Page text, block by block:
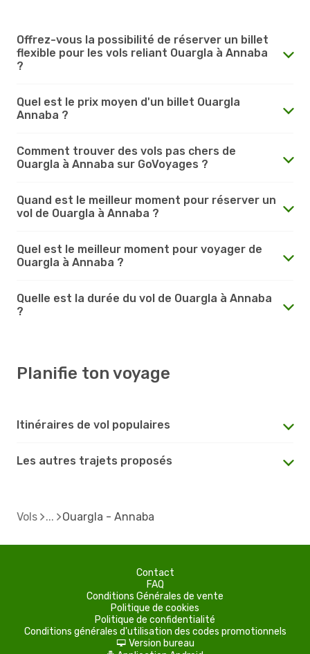
Offrez-vous la possibilité de réserver un billet
flexible pour les vols reliant Ouargla à Annaba
?
Quel est le prix moyen d'un billet Ouargla
Annaba ?
Comment trouver des vols pas chers de
Ouargla à Annaba sur GoVoyages ?
Quand est le meilleur moment pour réserver un
vol de Ouargla à Annaba ?
Quel est le meilleur moment pour voyager de
Ouargla à Annaba ?
Quelle est la durée du vol de Ouargla à Annaba
?
Planifie ton voyage
Itinéraires de vol populaires
Les autres trajets proposés
Vols Ouargla - Annaba
Contact
FAQ
Conditions Générales de vente
Politique de cookies
Politique de confidentialité
Conditions générales d'utilisation des codes promotionnels
d Version bureau